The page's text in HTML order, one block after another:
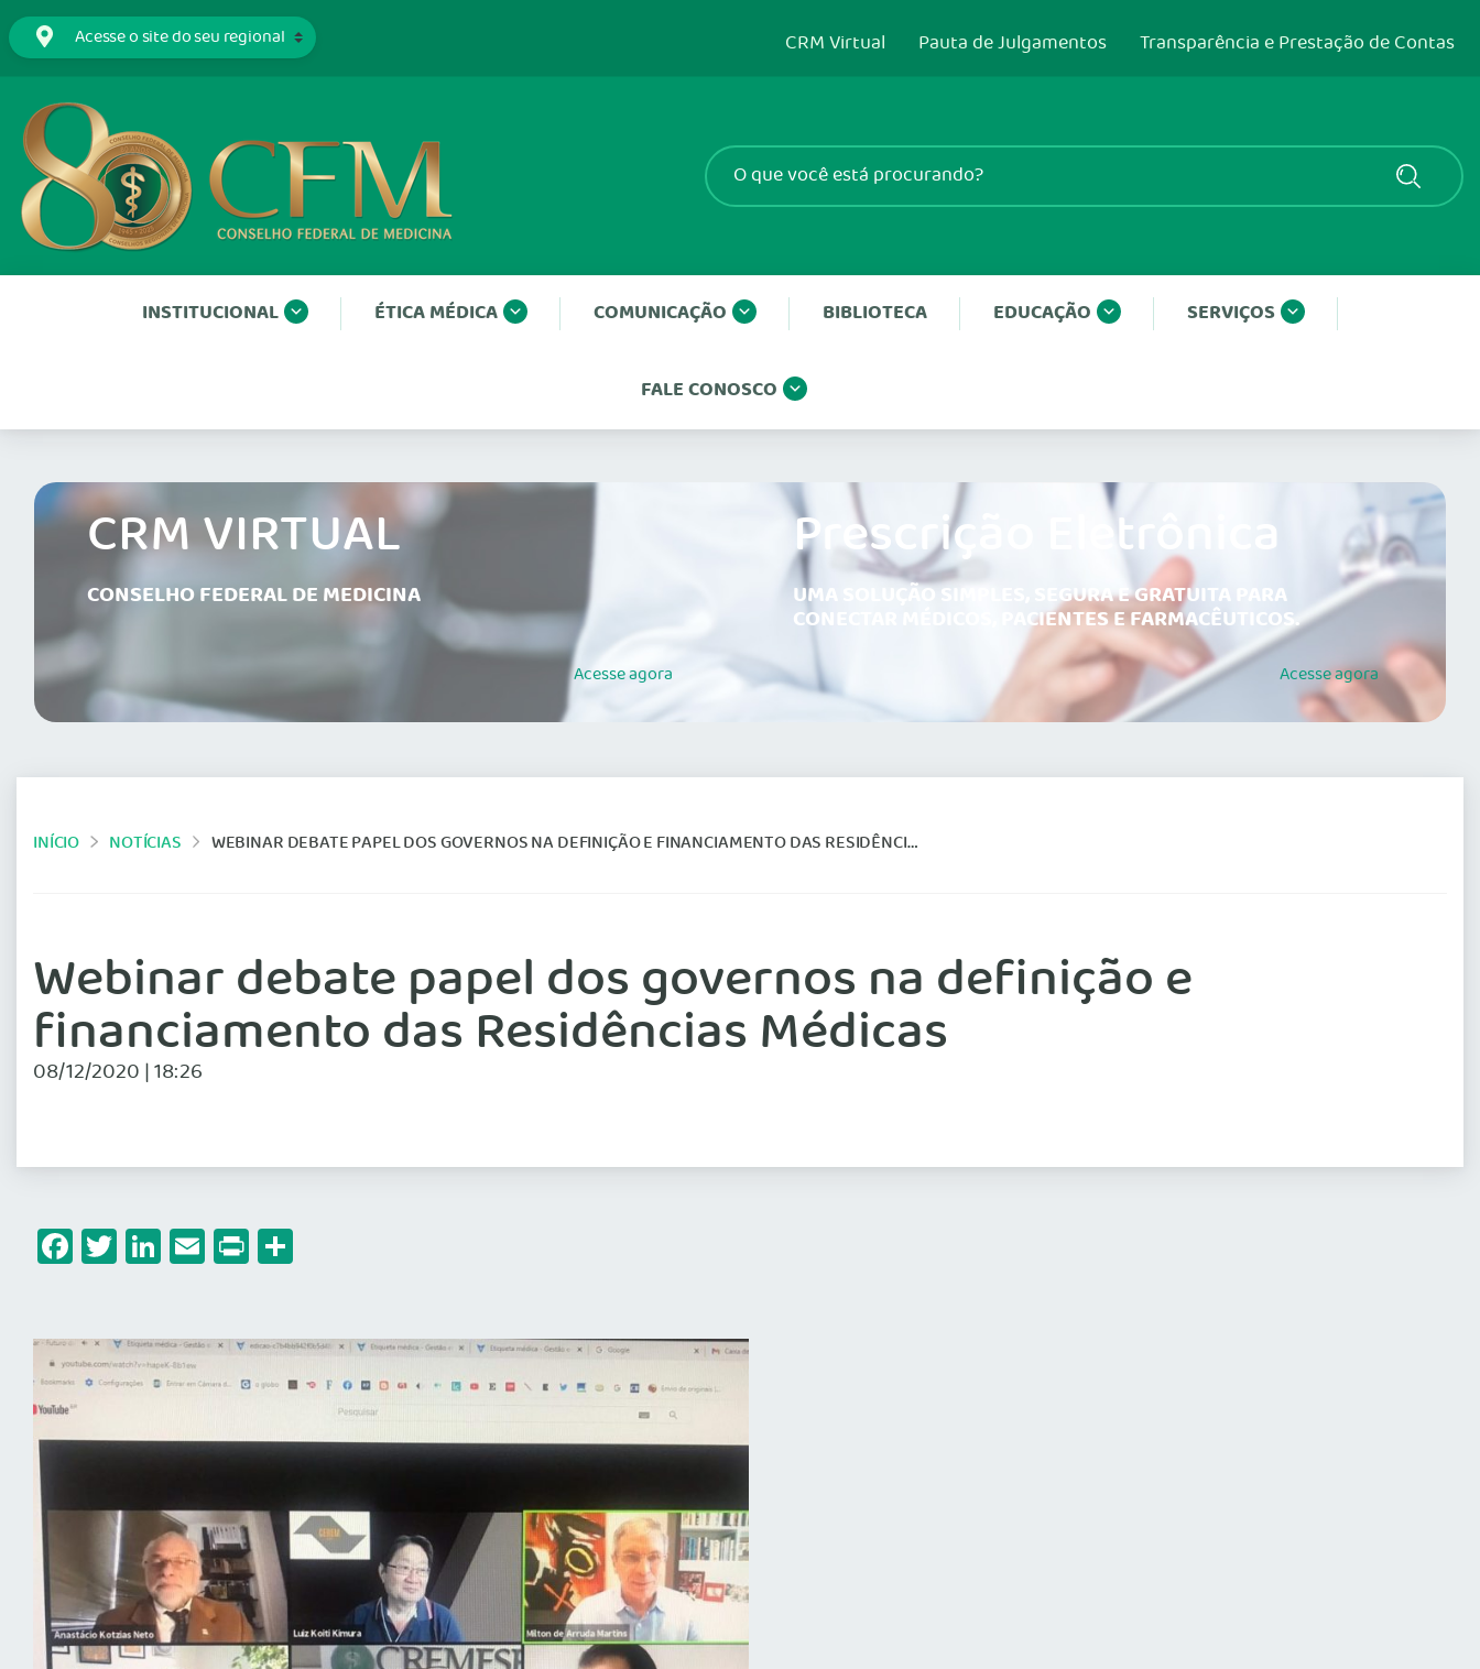
CRM Virtual Pauta de Julgamentos Transparência e Prestação de Contas
INSTITUCIONAL ÉTICA MÉDICA COMUNICAÇÃO BIBLIOTECA EDUCAÇÃO SERVIÇOS
FALE CONOSCO
CRM VIRTUAL
CONSELHO FEDERAL DE MEDICINA
Acesseagora
Prescrição Eletrônica
UMA SOLUÇÃO SIMPLES, SEGURA E GRATUITA PARA
CONECTAR MÉDICOS, PACIENTES E FARMACÊUTICOS.
Acesseagora
INÍCIO NOTÍCIAS WEBINAR DEBATE PAPEL DOS GOVERNOS NA DEFINIÇÃO E FINANCIAMENTO DAS RESIDÊNCIAS MÉDICAS
Webinar debate papel dos governos na definição e
financiamento das Residências Médicas
08/12/2020 | 18:26
Facebook
Twitter
LinkedIn
Email
Print